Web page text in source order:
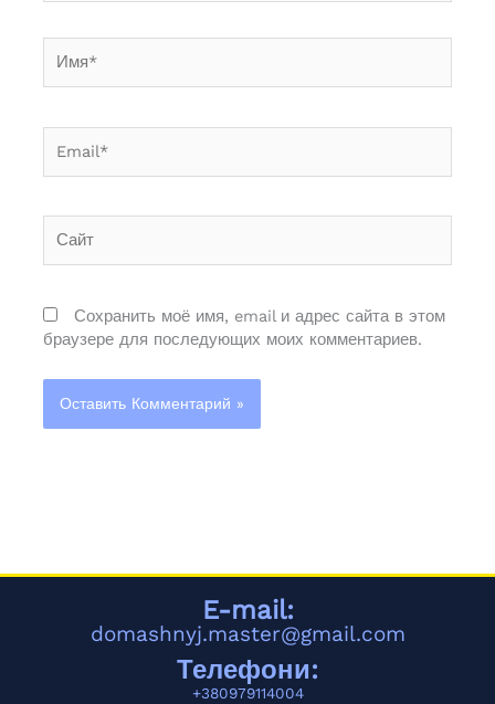
Сохранить моё имя, email и адрес сайта в этом
браузере для последующих моих комментариев.
E-mail:
domashnyj.master@gmail.com
Телефони:
+380979114004